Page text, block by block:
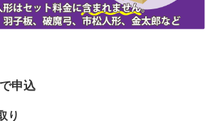
養祭令和3年4月23日(金)
で申込
り